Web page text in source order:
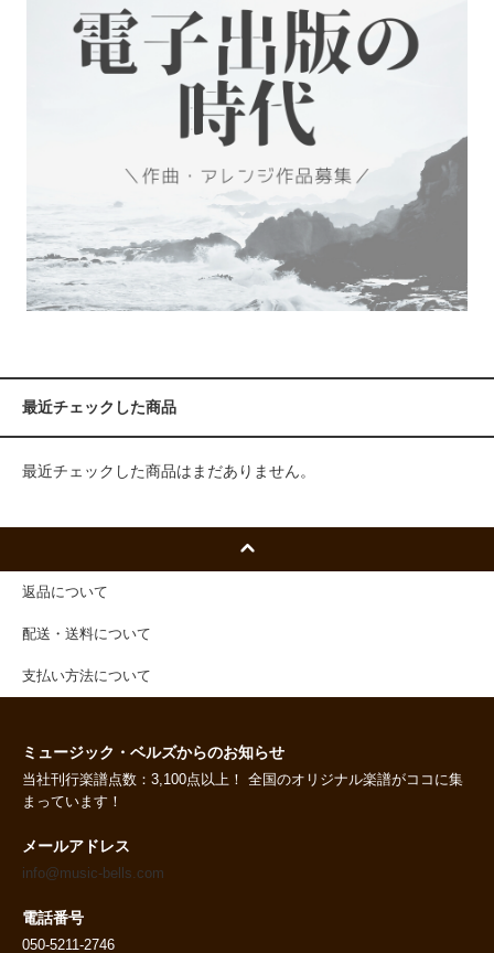
最近チェックした商品
最近チェックした商品はまだありません。
返品について
配送・送料について
支払い方法について
ミュージック・ベルズからのお知らせ
当社刊行楽譜点数：3,100点以上！ 全国のオリジナル楽譜がココに集
まっています！
メールアドレス
info@music-bells.com
電話番号
050-5211-2746